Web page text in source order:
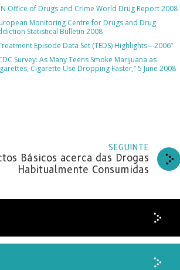
Office of Drugs and Crime World Drug Report 2008
Monitoring Centre for Drugs and Drug
Statistical Bulletin 2008
Episode Data Set (TEDS) Highlights—2006”
Survey: As Many Teens Smoke Marijuana as
Cigarette Use Dropping Faster,” 5 June 2008
SEGUINTE
Básicos acerca das Drogas
Habitualmente Consumidas